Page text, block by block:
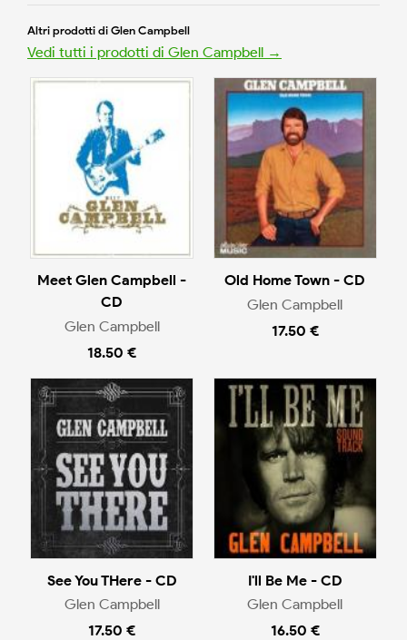
Altri prodotti di Glen Campbell
Vedi tutti i prodotti di Glen Campbell →
Meet Glen Campbell -
CD
Glen Campbell
18.50 €
Old Home Town - CD
Glen Campbell
17.50 €
See You THere - CD
Glen Campbell
17.50 €
I'll Be Me - CD
Glen Campbell
16.50 €